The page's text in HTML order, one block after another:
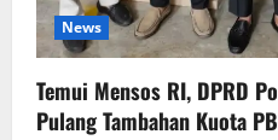
News
Temui Mensos RI, DPRD
Pulang Tambahan Kuota